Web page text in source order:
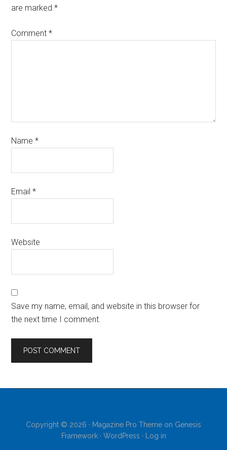
are marked*
Comment*
Name*
Email*
Website
Save my name, email, and website in this browser for
the next time I comment.
Copyright © 2026 · Magazine Pro Theme on Genesis
Framework· WordPress · Log in